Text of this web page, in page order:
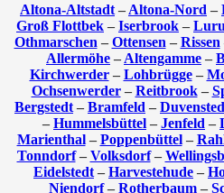
Altona-Altstadt – Altona-Nord –
Groß Flottbek – Iserbrook –
Othmarschen – Ottensen – Rissen
Allermöhe – Altengamme –
Kirchwerder– Lohbrügge–
Ochsenwerder– Reitbrook–
Bergstedt – Bramfeld –
– Hummelsbüttel – Jenfeld –
Marienthal– Poppenbüttel–
Tonndorf– Volksdorf–
Eidelstedt – Harvestehude –
Niendorf– Rotherbaum–